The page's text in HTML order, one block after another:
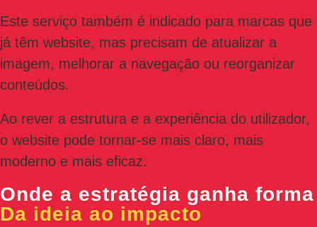
Este serviço também é indicado para marcas que
já têm website, mas precisam de atualizar a
imagem, melhorar a navegação ou reorganizar
conteúdos.
Ao rever a estrutura e a experiência do utilizador,
o website pode tornar-se mais claro, mais
moderno e mais eficaz.
Onde a estratégia ganha forma
Da ideia ao impacto